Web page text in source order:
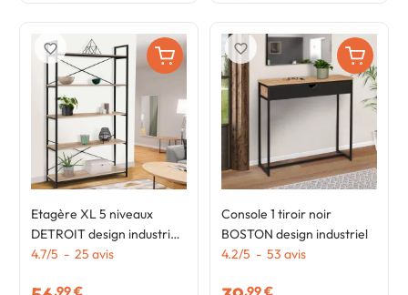
Etagère XL 5 niveaux
DETROIT design industriel
170 cm
4.7/5 - 25 avis
,99 €
favorite_border
Console 1 tiroir noir
BOSTON design industriel
4.2/5 - 53 avis
,99 €
favorite_border